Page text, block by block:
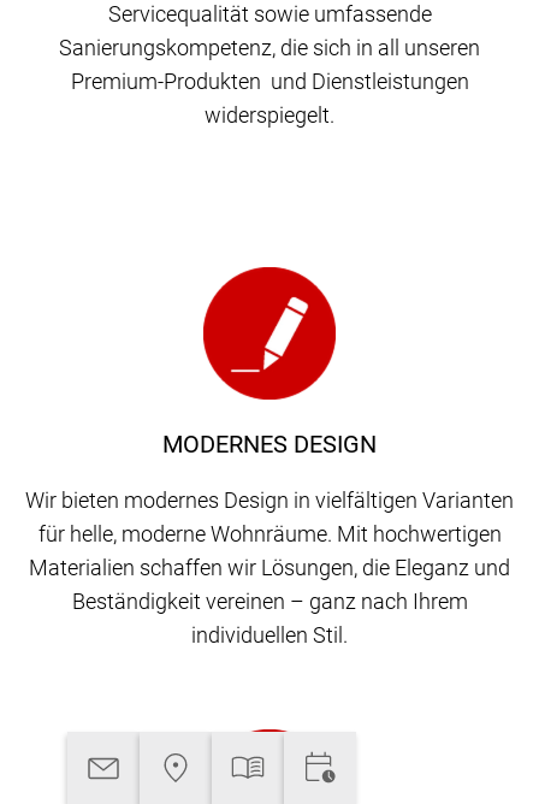
Servicequalität sowie umfassende
Sanierungskompetenz, die sich in all unseren
Premium-Produkten und Dienstleistungen
widerspiegelt.
MODERNES DESIGN
Wir bieten modernes Design in vielfältigen Varianten
für helle, moderne Wohnräume. Mit hochwertigen
Materialien schaffen wir Lösungen, die Eleganz und
Beständigkeit vereinen – ganz nach Ihrem
individuellen Stil.